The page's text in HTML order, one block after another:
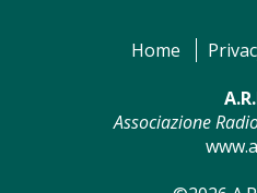
Home
Associazione